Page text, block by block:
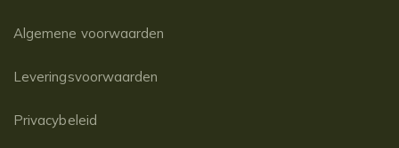
Algemene voorwaarden
Leveringsvoorwaarden
Privacybeleid